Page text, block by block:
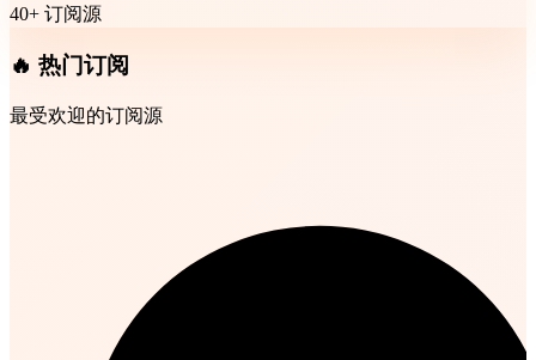
40+ 订阅源
🔥 热门订阅
最受欢迎的订阅源